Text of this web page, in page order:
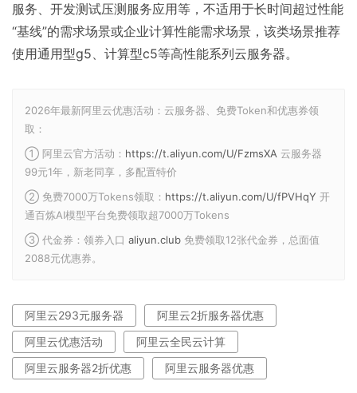
服务、开发测试压测服务应用等，不适用于长时间超过性能
“基线”的需求场景或企业计算性能需求场景，该类场景推荐
使用通用型g5、计算型c5等高性能系列云服务器。
2026年最新阿里云优惠活动：云服务器、免费Token和优惠券领
取：
① 阿里云官方活动： https://t.aliyun.com/U/FzmsXA 云服务器
99元1年，新老同享，多配置特价
② 免费7000万Tokens领取： https://t.aliyun.com/U/fPVHqY 开
通百炼AI模型平台免费领取超7000万Tokens
③ 代金券：领券入口 aliyun.club 免费领取12张代金券，总面值
2088元优惠券。
阿里云293元服务器
阿里云2折服务器优惠
阿里云优惠活动
阿里云全民云计算
阿里云服务器2折优惠
阿里云服务器优惠